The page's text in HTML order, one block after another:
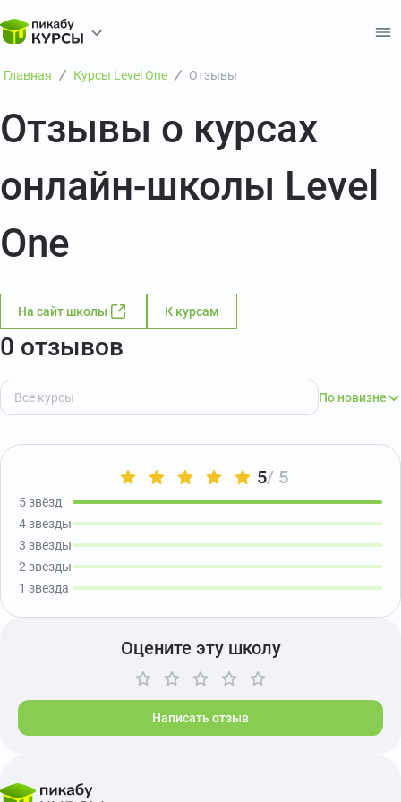
Главная Курсы Level One Отзывы
Отзывы о курсах
онлайн-школы Level
One
На сайт школы К курсам
0 отзывов
По новизне
5/ 5
5 звёзд
4 звезды
3 звезды
2 звезды
1 звезда
Оцените эту школу
Написать отзыв